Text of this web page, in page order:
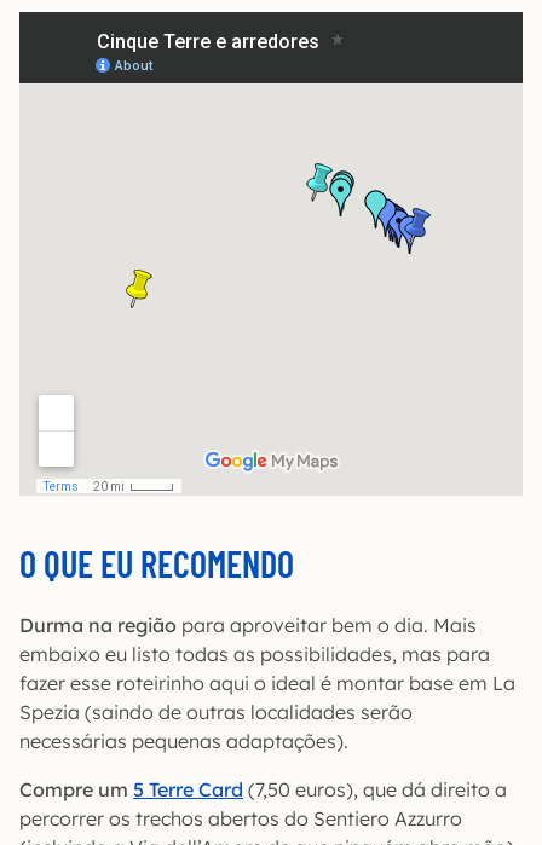
O QUE EU RECOMENDO
Durma na região para aproveitar bem o dia. Mais
embaixo eu listo todas as possibilidades, mas para
fazer esse roteirinho aqui o ideal é montar base em La
Spezia (saindo de outras localidades serão
necessárias pequenas adaptações).
Compre um 5 Terre Card (7,50 euros), que dá direito a
percorrer os trechos abertos do Sentiero Azzurro